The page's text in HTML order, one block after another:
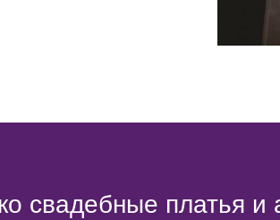
свадебные платья и